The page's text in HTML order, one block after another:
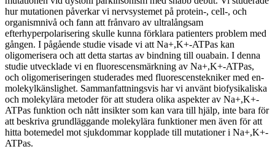
hur mutationen påverkar vi nervsystemet på protein-, cell-, och
organismnivå och fann att frånvaro av ultralångsam
efterhyperpolarisering skulle kunna förklara patienters problem med
gången. I pågående studie visade vi att Na+,K+-ATPas kan
oligomerisera och att detta startas av bindning till ouabain. I denna
studie utvecklade vi en fluorescensmärkning av Na+,K+-ATPas,
och oligomeriseringen studerades med fluorescenstekniker med en-
molekylkänslighet. Sammanfattningsvis har vi använt biofysikaliska
och molekylära metoder för att studera olika aspekter av Na+,K+-
ATPas funktion och nått insikter som kan vara till hjälp, inte bara för
att beskriva grundläggande molekylära funktioner men även för att
hitta botemedel mot sjukdommar kopplade till mutationer i Na+,K+-
ATPas.